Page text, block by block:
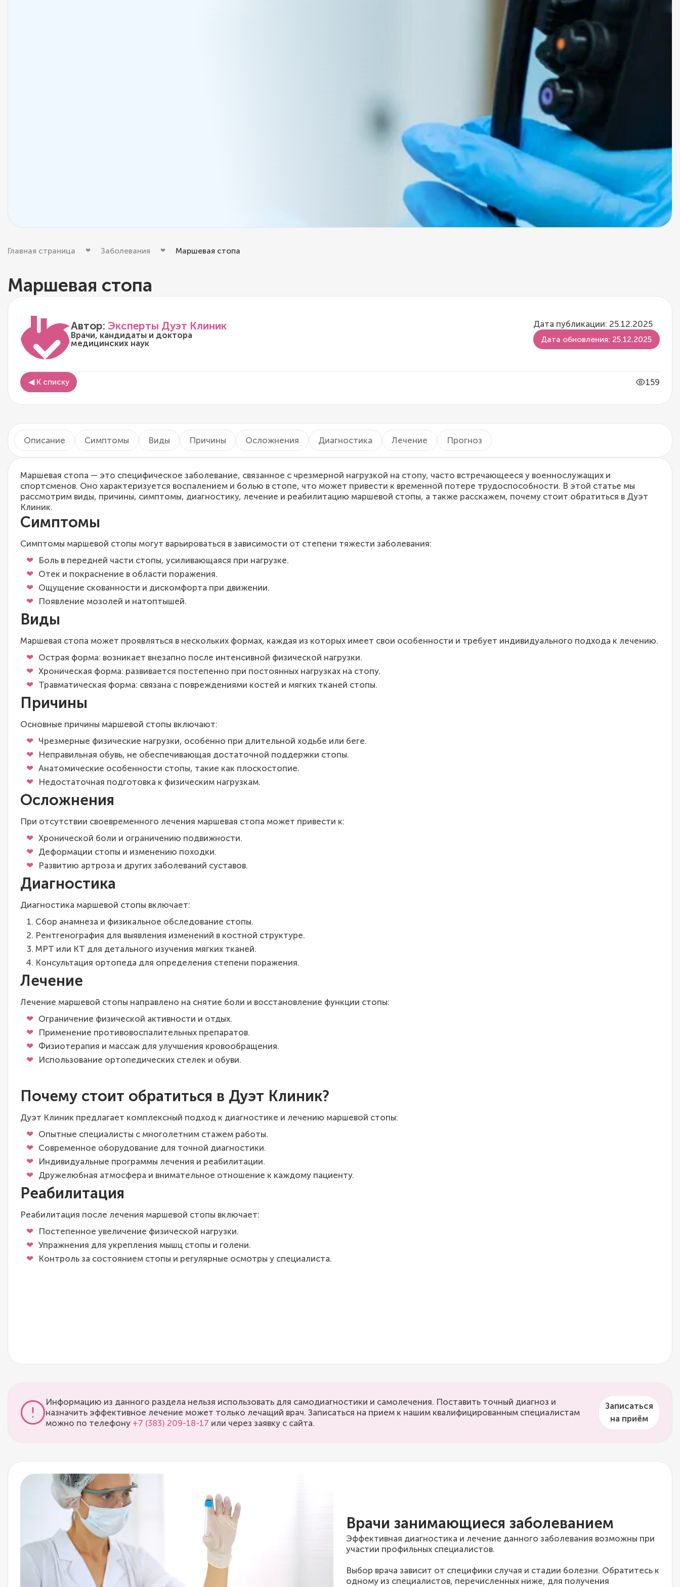
Главная страница Заболевания Маршевая стопа
Маршевая стопа
Автор: Эксперты Дуэт Клиник
Врачи, кандидаты и доктора
медицинских наук
Дата публикации: 25.12.2025
Дата обновления: 25.12.2025
◀ К списку 159
Описание Симптомы Виды Причины Осложнения Диагностика Лечение Прогноз
Маршевая стопа — это специфическое заболевание, связанное с чрезмерной нагрузкой на стопу, часто встречающееся у военнослужащих и
спортсменов. Оно характеризуется воспалением и болью в стопе, что может привести к временной потере трудоспособности. В этой статье мы
рассмотрим виды, причины, симптомы, диагностику, лечение и реабилитацию маршевой стопы, а также расскажем, почему стоит обратиться в Дуэт
Клиник.
Симптомы
Симптомы маршевой стопы могут варьироваться в зависимости от степени тяжести заболевания:
Боль в передней части стопы, усиливающаяся при нагрузке.
Отек и покраснение в области поражения.
Ощущение скованности и дискомфорта при движении.
Появление мозолей и натоптышей.
Виды
Маршевая стопа может проявляться в нескольких формах, каждая из которых имеет свои особенности и требует индивидуального подхода к лечению.
Острая форма: возникает внезапно после интенсивной физической нагрузки.
Хроническая форма: развивается постепенно при постоянных нагрузках на стопу.
Травматическая форма: связана с повреждениями костей и мягких тканей стопы.
Причины
Основные причины маршевой стопы включают:
Чрезмерные физические нагрузки, особенно при длительной ходьбе или беге.
Неправильная обувь, не обеспечивающая достаточной поддержки стопы.
Анатомические особенности стопы, такие как плоскостопие.
Недостаточная подготовка к физическим нагрузкам.
Осложнения
При отсутствии своевременного лечения маршевая стопа может привести к:
Хронической боли и ограничению подвижности.
Деформации стопы и изменению походки.
Развитию артроза и других заболеваний суставов.
Диагностика
Диагностика маршевой стопы включает:
Сбор анамнеза и физикальное обследование стопы.
Рентгенография для выявления изменений в костной структуре.
МРТ или КТ для детального изучения мягких тканей.
Консультация ортопеда для определения степени поражения.
Лечение
Лечение маршевой стопы направлено на снятие боли и восстановление функции стопы:
Ограничение физической активности и отдых.
Применение противовоспалительных препаратов.
Физиотерапия и массаж для улучшения кровообращения.
Использование ортопедических стелек и обуви.
Почему стоит обратиться в Дуэт Клиник?
Дуэт Клиник предлагает комплексный подход к диагностике и лечению маршевой стопы:
Опытные специалисты с многолетним стажем работы.
Современное оборудование для точной диагностики.
Индивидуальные программы лечения и реабилитации.
Дружелюбная атмосфера и внимательное отношение к каждому пациенту.
Реабилитация
Реабилитация после лечения маршевой стопы включает:
Постепенное увеличение физической нагрузки.
Упражнения для укрепления мышц стопы и голени.
Контроль за состоянием стопы и регулярные осмотры у специалиста.
Информацию из данного раздела нельзя использовать для самодиагностики и самолечения. Поставить точный диагноз и
назначить эффективное лечение может только лечащий врач. Записаться на прием к нашим квалифицированным специалистам
можно по телефону +7 (383) 209-18-17 или через заявку с сайта.
Записаться
на приём
Врачи занимающиеся заболеванием
Эффективная диагностика и лечение данного заболевания возможны при
участии профильных специалистов.
Выбор врача зависит от специфики случая и стадии болезни. Обратитесь к
одному из специалистов, перечисленных ниже, для получения